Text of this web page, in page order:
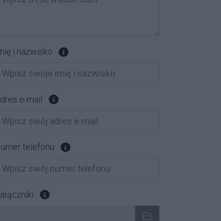
i nazwisko Pole opcjonalne
e-mail Pole opcjonalne
telefonu Pole opcjonalne
Załącz pliki, które chcesz wysłać. Pole opcjonalne